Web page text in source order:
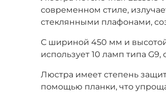
современном стиле,
стеклянными плафонами,
С шириной 450 мм и
использует 10 ламп типа
Люстра имеет степень
помощью планки, что